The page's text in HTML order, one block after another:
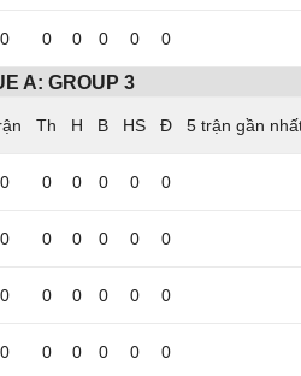
0 0 0 0 0 0
A: GROUP 3
5 trận gần
0 0 0 0 0 0
0 0 0 0 0 0
0 0 0 0 0 0
0 0 0 0 0 0